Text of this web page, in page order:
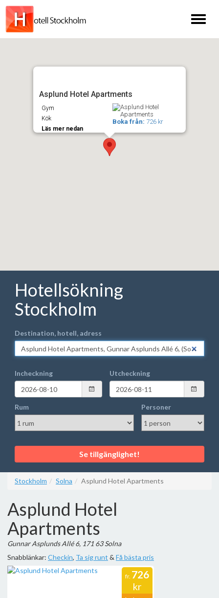
Toggle
Asplund Hotel Apartments
Gym
Kök
Läs mer nedan
Boka från: 726 kr
Hotellsökning
Stockholm
Destination, hotell, adress
Incheckning Utcheckning
Rum Personer
Se tillgänglighet!
Stockholm Solna Asplund Hotel Apartments
Asplund Hotel
Apartments
Gunnar Asplunds Allé 6, 171 63 Solna
Snabblänkar: Checkin, Ta sig runt & Få bästa pris
fr. 726
kr